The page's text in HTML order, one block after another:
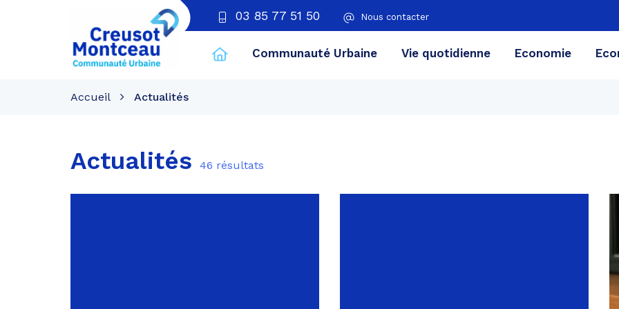
03 85 77 51 50 Nous contacter
Creusot
Montceau
Communauté Urbaine Vie quotidienne Economie
Accueil Actualités
Actualités 46 résultats